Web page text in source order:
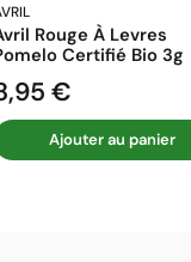
Rouge À Levres
Certifié Bio 3g
€
Ajouter au panier